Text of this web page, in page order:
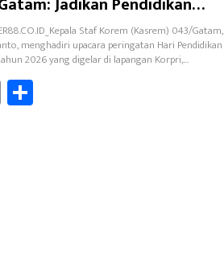
Staf Korem (Kasrem) 043/Gatam,
menghadiri upacara peringatan Hari Pendidikan
2026 yang digelar di lapangan Korpri,…
E
m